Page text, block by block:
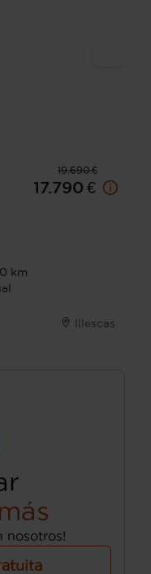
19.690 €
17.790 €
km
Illescas
nosotros!